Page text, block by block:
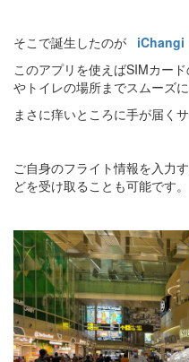
そこで誕生したのが iChangi
このアプリを使えばSIMカー
やトイレの場所までスムーズ
まさに痒いところに手が届く
ご自身のフライト情報を入力
どを受け取ることも可能です。